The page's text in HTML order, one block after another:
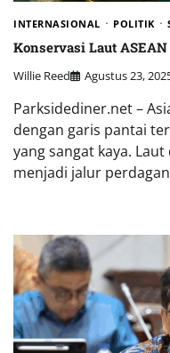
INTERNASIONAL POLITIK
Konservasi Laut
Willie Reed Agustus 23,
Parksidediner.net –
dengan garis pantai
yang sangat kaya.
menjadi jalur